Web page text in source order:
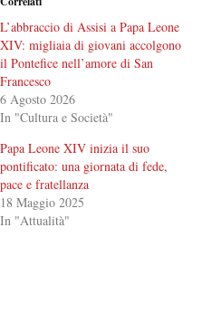
L’abbraccio di Assisi a Papa Leone
XIV: migliaia di giovani accolgono
il Pontefice nell’amore di San
Francesco
6 Agosto 2026
In "Cultura e Società"
Papa Leone XIV inizia il suo
pontificato: una giornata di fede,
pace e fratellanza
18 Maggio 2025
In "Attualità"